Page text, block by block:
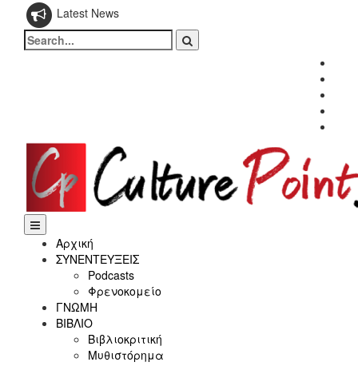
Latest News
Search
for:
Αρχική
ΣΥΝΕΝΤΕΥΞΕΙΣ
Podcasts
Φρενοκομείο
ΓΝΩΜΗ
ΒΙΒΛΙΟ
Βιβλιοκριτική
Μυθιστόρημα